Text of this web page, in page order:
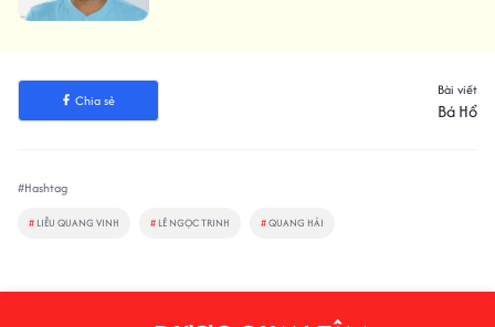
Chia sẻ
Bài viết
Bá Hổ
#Hashtag
# LIỄU QUANG VINH # LÊ NGỌC TRINH #QUANG HẢI